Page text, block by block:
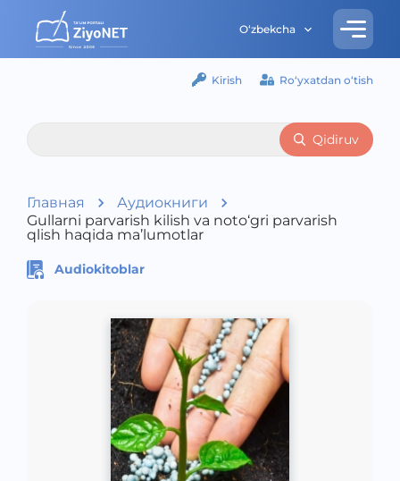
O‘zbekcha
Kirish Ro‘yxatdan o‘tish
Qidiruv
Главная
Аудиокниги
Gullarni parvarish kilish va noto‘gri parvarish
qlish haqida ma’lumotlar
Audiokitoblar